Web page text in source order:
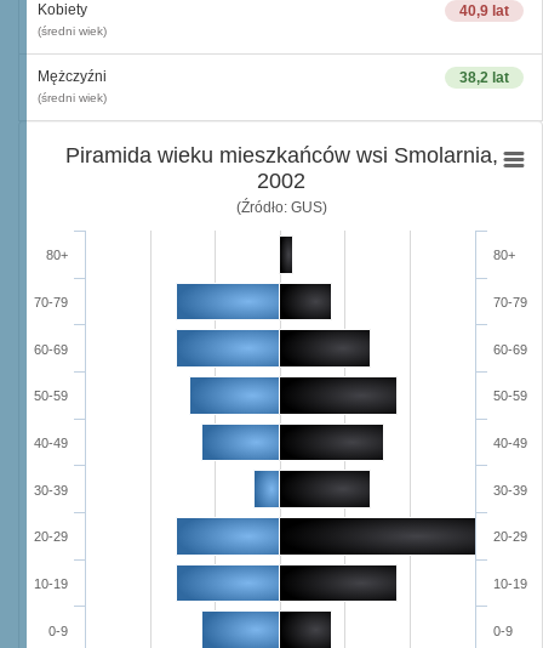
40,9 lat
Kobiety
(średni wiek)
38,2 lat
Mężczyźni
(średni wiek)
Piramida wieku mieszkańców wsi Smolarnia,
2002
(Źródło: GUS)
0-9
10-19
20-29
30-39
40-49
50-59
60-69
70-79
80+
0-9
10-19
20-29
30-39
40-49
50-59
60-69
70-79
80+